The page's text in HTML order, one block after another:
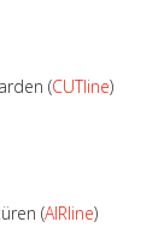
(CUTline)
(AIRline)